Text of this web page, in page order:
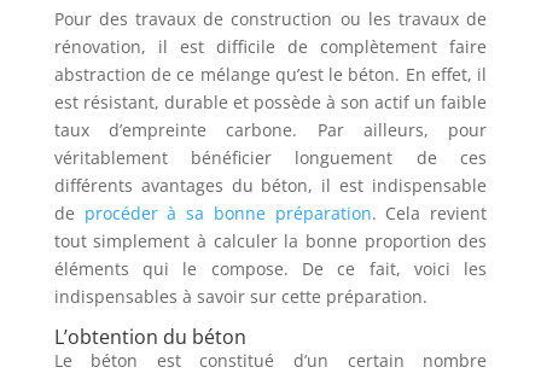
Pour des travaux de construction ou les travaux de
rénovation, il est difficile de complètement faire
abstraction de ce mélange qu’est le béton. En effet, il
est résistant, durable et possède à son actif un faible
taux d’empreinte carbone. Par ailleurs, pour
véritablement bénéficier longuement de ces
différents avantages du béton, il est indispensable
de procéder à sa bonne préparation. Cela revient
tout simplement à calculer la bonne proportion des
éléments qui le compose. De ce fait, voici les
indispensables à savoir sur cette préparation.
L’obtention du béton
Le béton est constitué d’un certain nombre